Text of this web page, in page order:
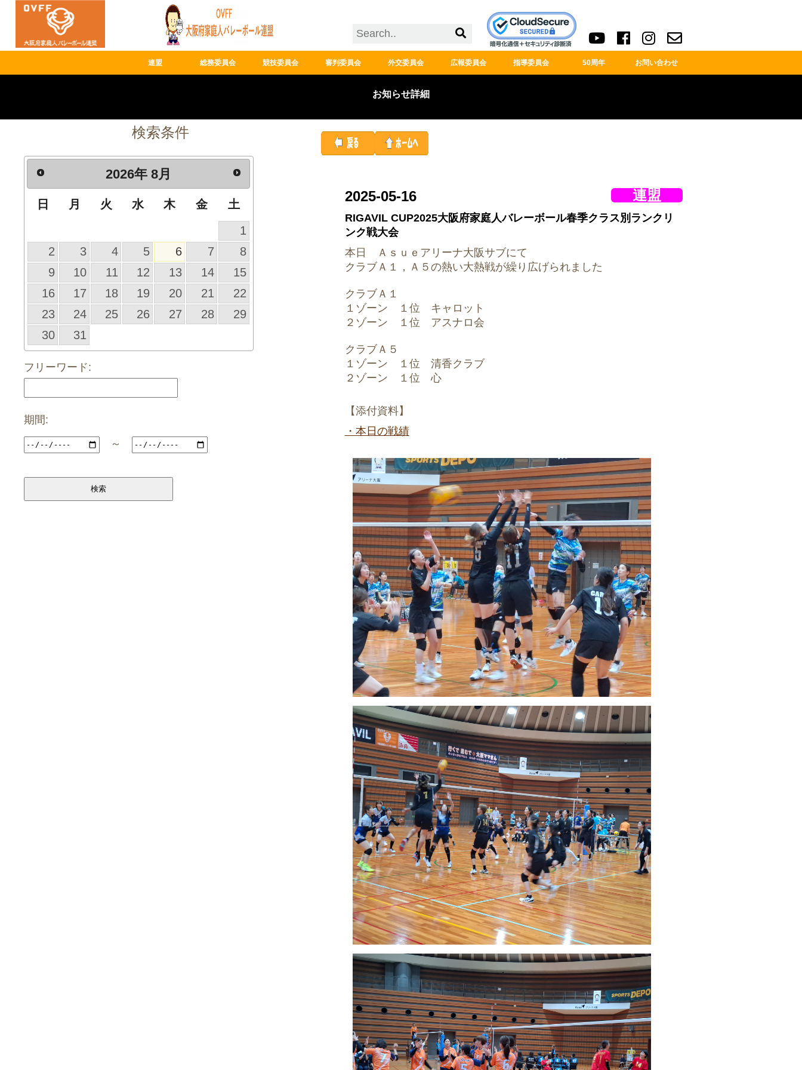
連盟 総務委員会 競技委員会 審判委員会 外交委員会 広報委員会 指導委員会 50周年 お問い合わせ
お知らせ詳細
検索条件
2026年8月
日 月 火 水 木 金
土
1
2
3 4 5 6 7
8
9
10 11 12 13 14
15
16
17 18 19 20 21
22
23
24 25 26 27 28
29
30
31
フリーワード:
期間:
～
2025-05-16 連盟
RIGAVIL CUP2025大阪府家庭人バレーボール春季クラス別ランクリ
ンク戦大会
本日 Ａｓｕｅアリーナ大阪サブにて
クラブＡ１，Ａ５の熱い大熱戦が繰り広げられました
クラブＡ１
１ゾーン １位 キャロット
２ゾーン １位 アスナロ会
クラブＡ５
１ゾーン １位 清香クラブ
２ゾーン １位 心
【添付資料】
・本日の戦績